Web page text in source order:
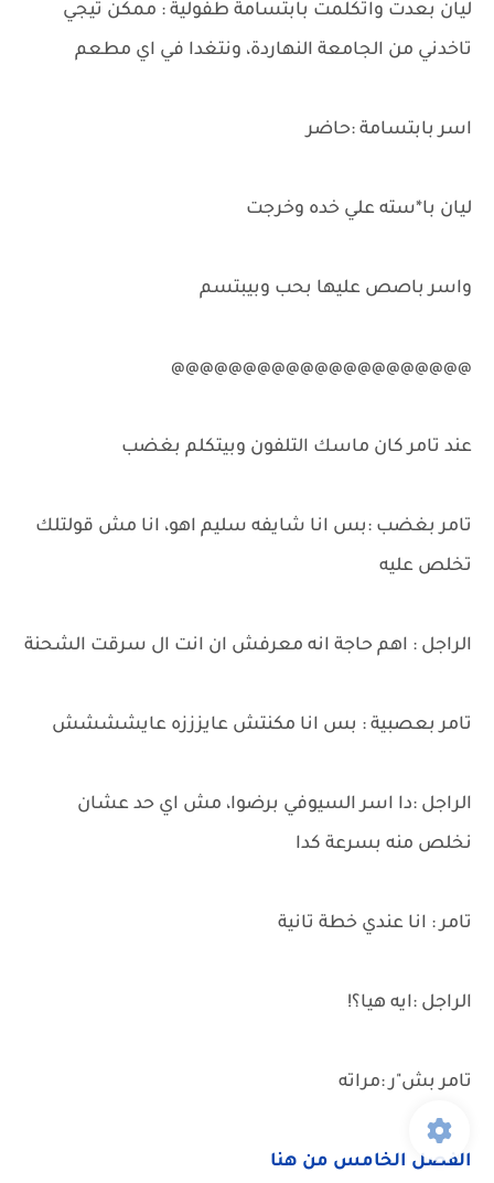
ليان بعدت واتكلمت بابتسامة طفولية : ممكن تيجي
تاخدني من الجامعة النهاردة، ونتغدا في اي مطعم
اسر بابتسامة :حاضر
ليان با*سته علي خده وخرجت
واسر باصص عليها بحب وبيبتسم
@@@@@@@@@@@@@@@@@@@@@
عند تامر كان ماسك التلفون وبيتكلم بغضب
تامر بغضب :بس انا شايفه سليم اهو، انا مش قولتلك
تخلص عليه
الراجل : اهم حاجة انه معرفش ان انت ال سرقت الشحنة
تامر بعصبية : بس انا مكنتش عايزززه عايشششش
الراجل :دا اسر السيوفي برضوا، مش اي حد عشان
نخلص منه بسرعة كدا
تامر : انا عندي خطة تانية
الراجل :ايه هيا؟!
تامر بش"ر :مراته
الفصل الخامس من هنا